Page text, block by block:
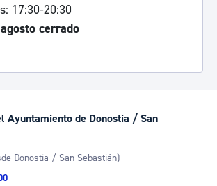
17:30-20:30
cerrado
Ayuntamiento de Donostia / San
Donostia / San Sebastián)